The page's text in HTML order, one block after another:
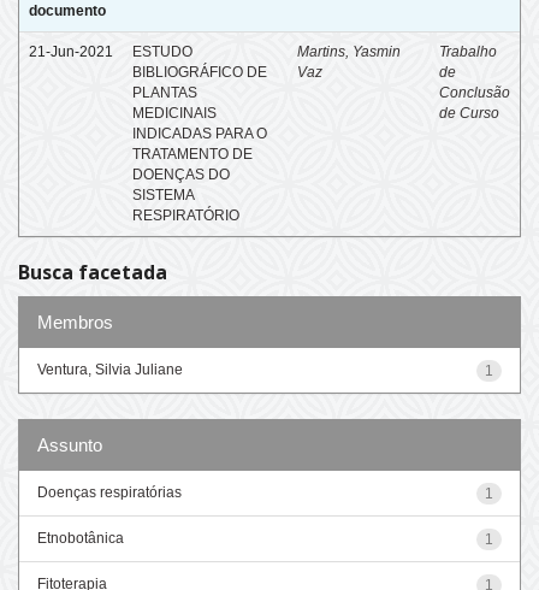
documento
21-Jun-2021
ESTUDO
BIBLIOGRÁFICO DE
PLANTAS
MEDICINAIS
INDICADAS PARA O
TRATAMENTO DE
DOENÇAS DO
SISTEMA
RESPIRATÓRIO
Martins, Yasmin
Vaz
Trabalho
de
Conclusão
de Curso
Busca facetada
Membros
1
Ventura, Silvia Juliane
Assunto
1
Doenças respiratórias
1
Etnobotânica
1
Fitoterapia